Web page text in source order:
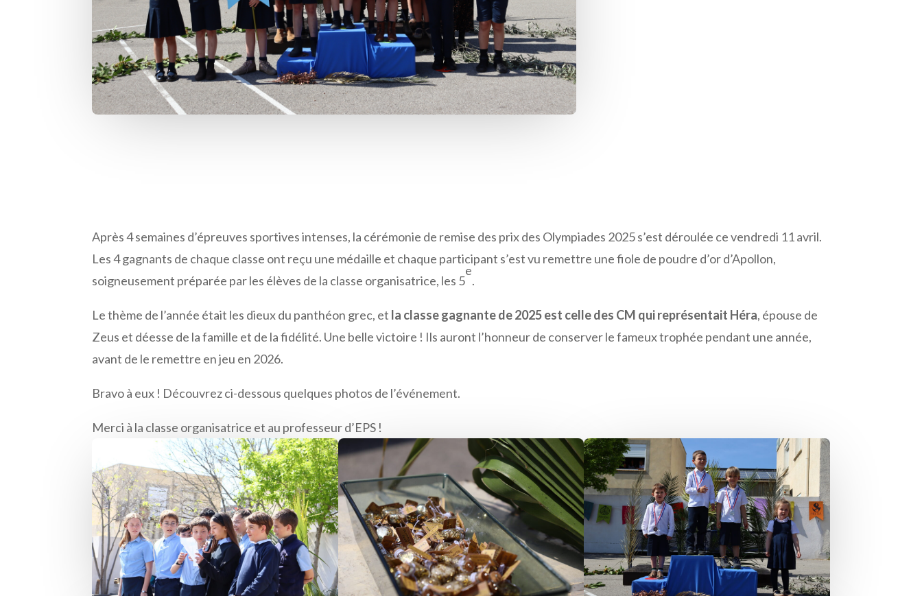
Après 4 semaines d’épreuves sportives intenses, la cérémonie de remise des prix des Olympiades 2025 s’est déroulée ce vendredi 11 avril.
Les 4 gagnants de chaque classe ont reçu une médaille et chaque participant s’est vu remettre une fiole de poudre d’or d’Apollon,
soigneusement préparée par les élèves de la classe organisatrice, les 5
e
.
Le thème de l’année était les dieux du panthéon grec, et la classe gagnante de 2025 est celle des CM qui représentait Héra, épouse de
Zeus et déesse de la famille et de la fidélité. Une belle victoire ! Ils auront l’honneur de conserver le fameux trophée pendant une année,
avant de le remettre en jeu en 2026.
Bravo à eux ! Découvrez ci-dessous quelques photos de l’événement.
Merci à la classe organisatrice et au professeur d’EPS !